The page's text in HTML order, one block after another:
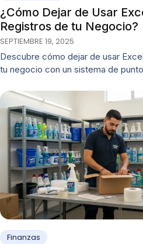
¿Cómo Dejar de Usar
Registros de tu Negocio?
SEPTIEMBRE 19, 2025
Descubre cómo dejar de usar
tu negocio con un sistema de
Finanzas